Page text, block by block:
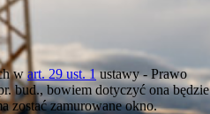
w art. 29 ust. 1ustawy - Prawo
bud., bowiem dotyczyć ona będzie
zostać zamurowane okno.